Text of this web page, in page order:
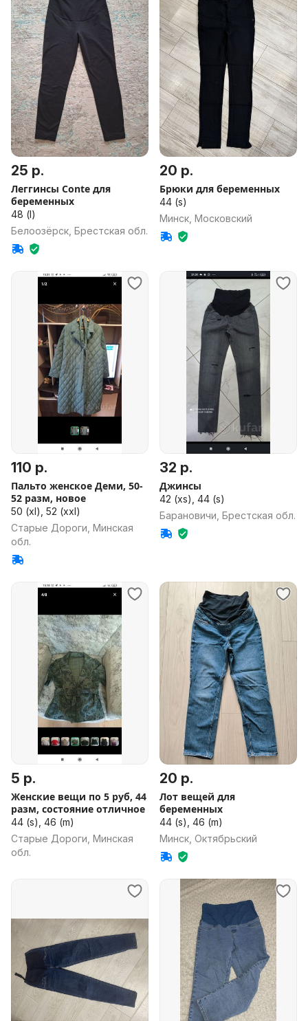
25 р.
Леггинсы Conte для
беременных
48 (l)
Белоозёрск, Брестская обл.
20 р.
Брюки для беременных
44 (s)
Минск, Московский
110 р.
Пальто женское Деми, 50-
52 разм, новое
50 (xl), 52 (xxl)
Старые Дороги, Минская
обл.
32 р.
Джинсы
42 (xs), 44 (s)
Барановичи, Брестская обл.
5 р.
Женские вещи по 5 руб, 44
разм, состояние отличное
44 (s), 46 (m)
Старые Дороги, Минская
обл.
20 р.
Лот вещей для
беременных
44 (s), 46 (m)
Минск, Октябрьский